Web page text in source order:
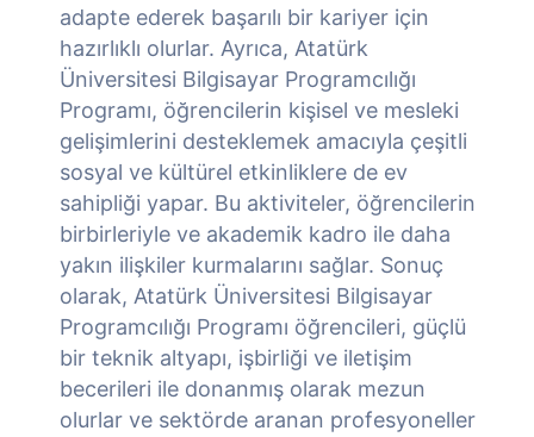
adapte ederek başarılı bir kariyer için
hazırlıklı olurlar. Ayrıca, Atatürk
Üniversitesi Bilgisayar Programcılığı
Programı, öğrencilerin kişisel ve mesleki
gelişimlerini desteklemek amacıyla çeşitli
sosyal ve kültürel etkinliklere de ev
sahipliği yapar. Bu aktiviteler, öğrencilerin
birbirleriyle ve akademik kadro ile daha
yakın ilişkiler kurmalarını sağlar. Sonuç
olarak, Atatürk Üniversitesi Bilgisayar
Programcılığı Programı öğrencileri, güçlü
bir teknik altyapı, işbirliği ve iletişim
becerileri ile donanmış olarak mezun
olurlar ve sektörde aranan profesyoneller